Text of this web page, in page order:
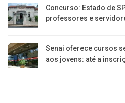
Concurso: Estado de
professores e
Senai oferece cursos
aos jovens: até a